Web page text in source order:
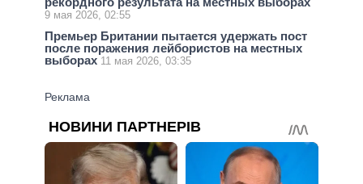
9 мая 2026, 02:55
Премьер Британии пытается удержать пост
после поражения лейбористов на местных
выборах 11 мая 2026, 03:35